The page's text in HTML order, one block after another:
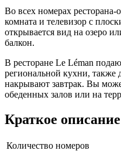
Во всех номерах ресторана-
комната и телевизор с
открывается вид на озеро
балкон.
В ресторане Le Léman
региональной кухни, также
накрывают завтрак. Вы
обеденных залов или на
Краткое
Количество номеров